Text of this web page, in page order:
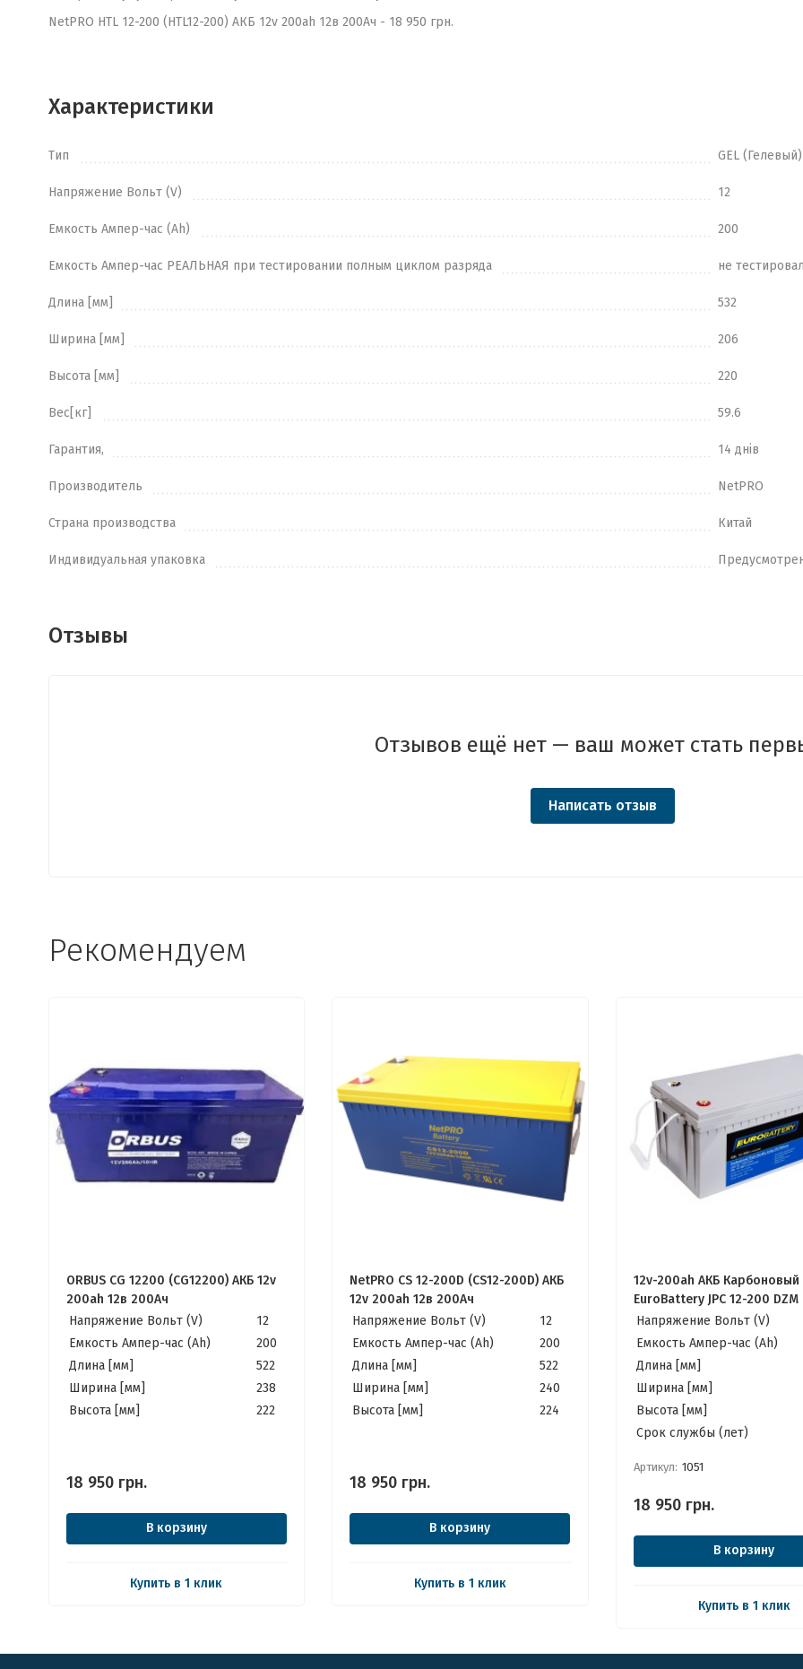
NetPRO HTL 12-200 (HTL12-200) АКБ 12v 200ah 12в 200Ач - 18 950 грн.
Характеристики
Тип GEL (Гелевый)
Напряжение Вольт (V) 12
Емкость Ампер-час (Ah) 200
Емкость Ампер-час РЕАЛЬНАЯ при тестировании полным циклом разряда не
Длина [мм] 532
Ширина [мм] 206
Высота [мм] 220
Вес[кг] 59.6
Гарантия, 14 днів
Производитель NetPRO
Страна производства Китай
Индивидуальная упаковка
Отзывы
Отзывов ещё нет — ваш может стать
Написать отзыв
Рекомендуем
ORBUS CG 12200 (CG12200) АКБ 12v
200ah 12в 200Ач
Напряжение Вольт (V)
12
Емкость Ампер-час (Ah)
200
Длина [мм]
522
Ширина [мм]
238
Высота [мм]
222
18 950 грн.
В корзину
Купить в 1 клик
NetPRO CS 12-200D (CS12-200D) АКБ
12v 200ah 12в 200Ач
Напряжение Вольт (V)
12
Емкость Ампер-час (Ah)
200
Длина [мм]
522
Ширина [мм]
240
Высота [мм]
224
18 950 грн.
В корзину
Купить в 1 клик
12v-200ah АКБ Карбоновый
EuroBattery JPC 12-200 DZM
200Ач) Качественные
Котла, Инвертора, ИБП,
Солнечных
Напряжение Вольт (V)
Емкость Ампер-час (Ah)
Длина [мм]
Ширина [мм]
Высота [мм]
Cрок службы (лет)
Артикул: 1051
18 950 грн.
В корзину
Купить в 1 клик